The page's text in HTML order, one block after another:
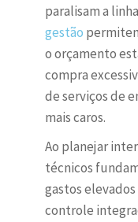
paralisam a
gestão
o orçamento
compra
de serviços de
mais caros.
Ao planejar
técnicos
gastos
controle